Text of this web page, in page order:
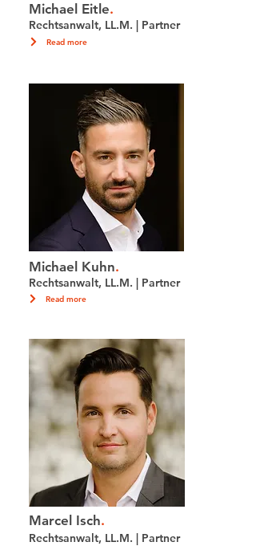
Michael Eitle.
Rechtsanwalt, LL.M. | Partner
Read more
Michael Kuhn.
Rechtsanwalt, LL.M. | Partner
Read more
Marcel Isch.
Rechtsanwalt, LL.M. | Partner